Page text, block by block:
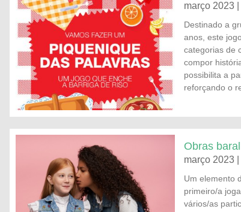
março 2023
Destinado a
anos, este
categorias de
compor
possibilita a
reforçando o
Obras
março 2023
Um elemento
primeiro/a
vários/as